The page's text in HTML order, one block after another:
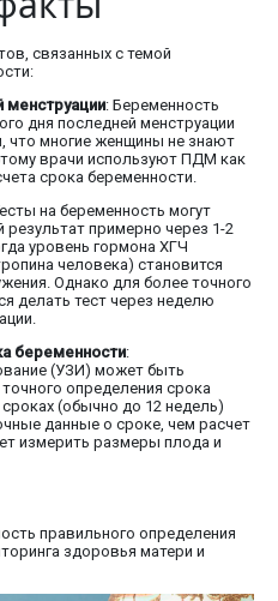
связанных с темой
: Беременность
дня последней менструации
что многие женщины не знают
врачи используют ПДМ как
срока беременности.
на беременность могут
примерно через 1-2
уровень гормона ХГЧ
человека) становится
Однако для более точного
делать тест через неделю
беременности:
(УЗИ) может быть
определения срока
(обычно до 12 недель)
данные о сроке, чем расчет
измерить размеры плода и
правильного определения
здоровья матери и